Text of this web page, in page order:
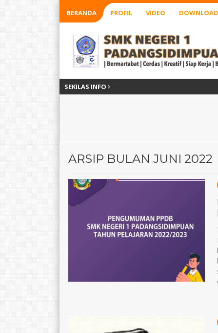
BERANDA PROFIL VIDEO DOWNLOAD
SEKILAS INFO
ARSIP BULAN JUNI 2022